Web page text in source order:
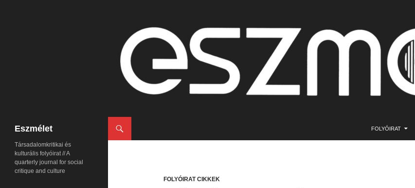
Eszmélet
FOLYÓIRAT
FOLYÓIRAT CIKKEK
Társadalomkritikai és
kulturális folyóirat // A
quarterly journal for social
critique and culture